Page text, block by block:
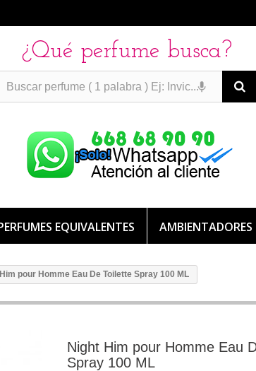
¿Qué perfume busca?
EQUIVALENTES AMBIENTADORES
pour Homme Eau De Toilette Spray 100 ML
Night Him pour Homme Eau
Spray 100 ML